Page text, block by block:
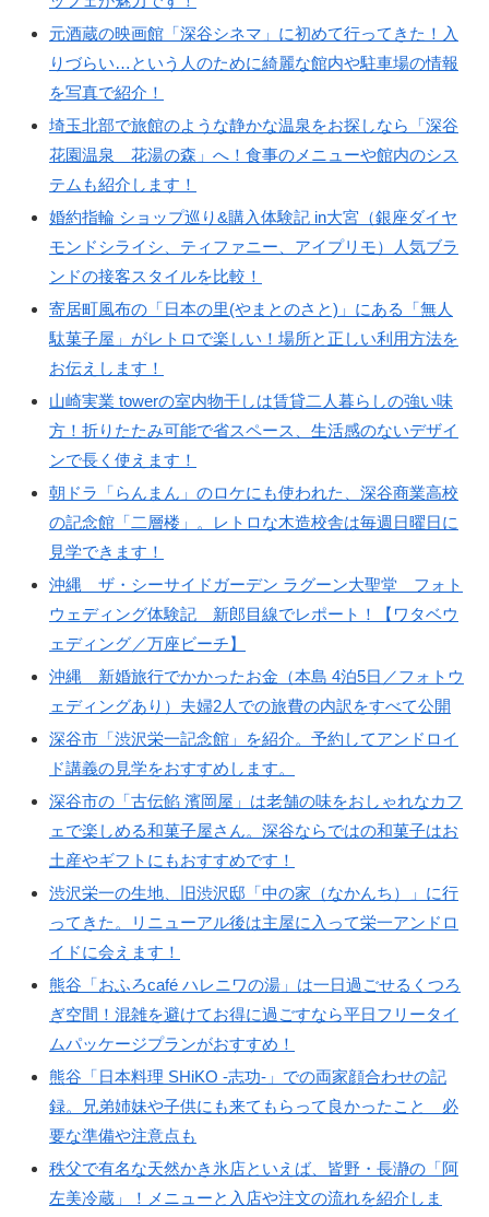
元酒蔵の映画館「深谷シネマ」に初めて行ってきた！入
りづらい…という人のために綺麗な館内や駐車場の情報
を写真で紹介！
埼玉北部で旅館のような静かな温泉をお探しなら「深谷
花園温泉 花湯の森」へ！食事のメニューや館内のシス
テムも紹介します！
婚約指輪 ショップ巡り&購入体験記 in大宮（銀座ダイヤ
モンドシライシ、ティファニー、アイプリモ）人気ブラ
ンドの接客スタイルを比較！
寄居町風布の「日本の里(やまとのさと)」にある「無人
駄菓子屋」がレトロで楽しい！場所と正しい利用方法を
お伝えします！
山崎実業 towerの室内物干しは賃貸二人暮らしの強い味
方！折りたたみ可能で省スペース、生活感のないデザイ
ンで長く使えます！
朝ドラ「らんまん」のロケにも使われた、深谷商業高校
の記念館「二層楼」。レトロな木造校舎は毎週日曜日に
見学できます！
沖縄 ザ・シーサイドガーデン ラグーン大聖堂 フォト
ウェディング体験記 新郎目線でレポート！【ワタベウ
ェディング／万座ビーチ】
沖縄 新婚旅行でかかったお金（本島 4泊5日／フォトウ
ェディングあり）夫婦2人での旅費の内訳をすべて公開
深谷市「渋沢栄一記念館」を紹介。予約してアンドロイ
ド講義の見学をおすすめします。
深谷市の「古伝餡 濱岡屋」は老舗の味をおしゃれなカフ
ェで楽しめる和菓子屋さん。深谷ならではの和菓子はお
土産やギフトにもおすすめです！
渋沢栄一の生地、旧渋沢邸「中の家（なかんち）」に行
ってきた。リニューアル後は主屋に入って栄一アンドロ
イドに会えます！
熊谷「おふろcafé ハレニワの湯」は一日過ごせるくつろ
ぎ空間！混雑を避けてお得に過ごすなら平日フリータイ
ムパッケージプランがおすすめ！
熊谷「日本料理 SHiKO -志功-」での両家顔合わせの記
録。兄弟姉妹や子供にも来てもらって良かったこと 必
要な準備や注意点も
秩父で有名な天然かき氷店といえば、皆野・長瀞の「阿
左美冷蔵」！メニューと入店や注文の流れを紹介しま